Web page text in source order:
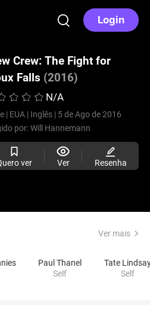
Login
Crew: The Fight for
Falls (2016)
N/A
| EUA | Inglês | 5 de Ago de 2016
por:Will Hannemann
ver Ver Resenha
Ver mais
Paul Thanel
Self
Tate
Self